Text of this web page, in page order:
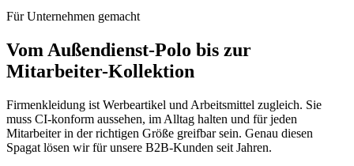
Für Unternehmen gemacht
Vom Außendienst-Polo bis zur
Mitarbeiter-Kollektion
Firmenkleidung ist Werbeartikel und Arbeitsmittel zugleich. Sie
muss CI-konform aussehen, im Alltag halten und für jeden
Mitarbeiter in der richtigen Größe greifbar sein. Genau diesen
Spagat lösen wir für unsere B2B-Kunden seit Jahren.